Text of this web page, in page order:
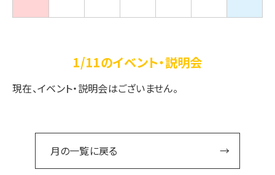
1/11のイベント・説明会
現在、イベント・説明会はございません。
月の一覧に戻る